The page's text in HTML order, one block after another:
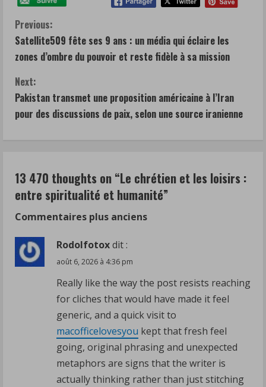
C
o
n
t
i
u
e
R
e
Previous:
Satellite509 fête ses 9 ans : un média qui éclaire les
zones d’ombre du pouvoir et reste fidèle à sa mission
Next:
Pakistan transmet une proposition américaine à l’Iran
pour des discussions de paix, selon une source iranienne
13 470 thoughts on “Le chrétien et les loisirs :
entre spiritualité et humanité”
Navigation
dans
les
commentaires
Commentaires plus anciens
Rodolfotoxdit :
août 6, 2026 à 4:36 pm
Really like the way the post resists reaching
for cliches that would have made it feel
generic, and a quick visit to
macofficelovesyou kept that fresh feel
going, original phrasing and unexpected
metaphors are signs that the writer is
actually thinking rather than just stitching